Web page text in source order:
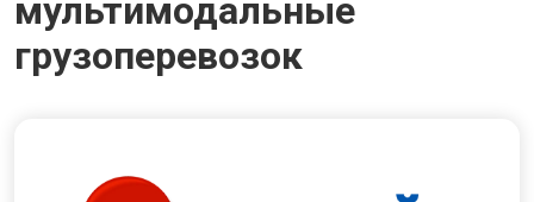
мультимодальные
грузоперевозок